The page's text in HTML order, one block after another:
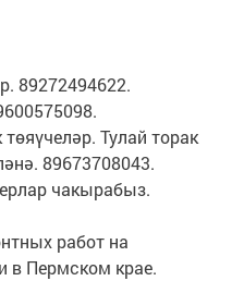
89272494622.
Тулай торак
89673708043.
чакырабыз.
работ на
в Пермском крае.